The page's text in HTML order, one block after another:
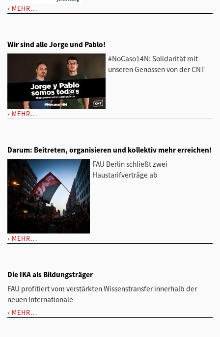
MEHR…
Wir sind alle Jorge und Pablo!
#NoCaso14N: Solidarität mit
unseren Genossen von der CNT
MEHR…
Darum: Beitreten, organisieren und kollektiv mehr erreichen!
FAU Berlin schließt zwei
Haustarifverträge ab
MEHR…
Die IKA als Bildungsträger
FAU profitiert vom verstärkten Wissenstransfer innerhalb der
neuen Internationale
MEHR…